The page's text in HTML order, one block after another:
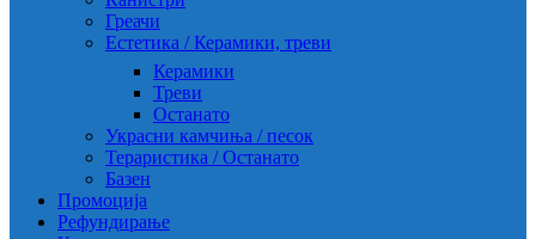
Греачи
Естетика / Керамики, треви
Керамики
Треви
Останато
Украсни камчиња / песок
Тераристика / Останато
Базен
Промоција
Рефундирање